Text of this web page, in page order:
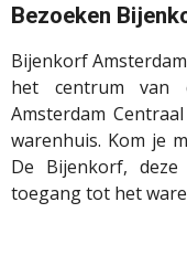
Bezoeken
Bijenkorf
het centrum van
Amsterdam
warenhuis. Kom je
De Bijenkorf,
toegang tot het